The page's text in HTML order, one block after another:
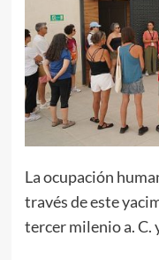
La ocupación
través de este
tercer milenio a. C.